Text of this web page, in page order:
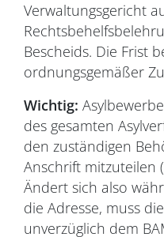
Verwaltungsgericht
Bescheids. Die Frist
ordnungsgemäßer
Wichtig:
des gesamten
den zuständigen
Anschrift mitzuteilen (
Ändert sich also
die Adresse, muss
unverzüglich dem